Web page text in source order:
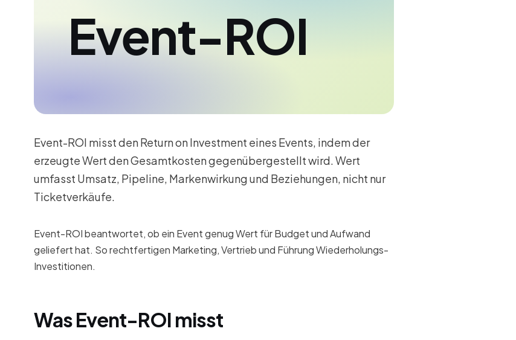
Event-ROI
Event-ROI misst den Return on Investment eines Events, indem der
erzeugte Wert den Gesamtkosten gegenübergestellt wird. Wert
umfasst Umsatz, Pipeline, Markenwirkung und Beziehungen, nicht nur
Ticketverkäufe.
Event-ROI beantwortet, ob ein Event genug Wert für Budget und Aufwand
geliefert hat. So rechtfertigen Marketing, Vertrieb und Führung Wiederholungs-
Investitionen.
Was Event-ROI misst